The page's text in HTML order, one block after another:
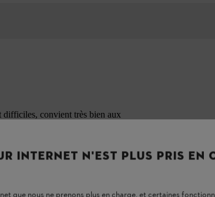
difficiles, convient très bien aux
INTERNET N'EST PLUS PRIS EN